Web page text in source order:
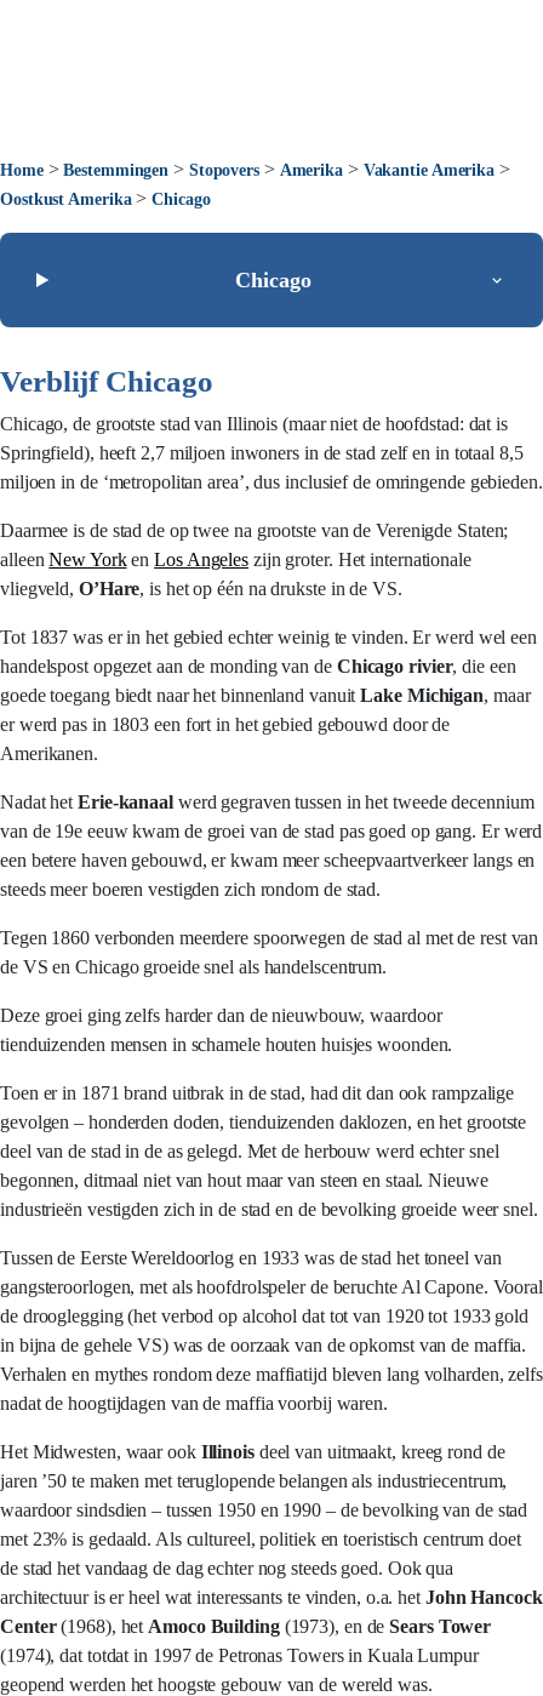
Home>Bestemmingen > Stopovers> Amerika> Vakantie Amerika >
Oostkust Amerika>Chicago
Chicago
Verblijf Chicago
Chicago, de grootste stad van Illinois (maar niet de hoofdstad: dat is
Springfield), heeft 2,7 miljoen inwoners in de stad zelf en in totaal 8,5
miljoen in de ‘metropolitan area’, dus inclusief de omringende gebieden.
Daarmee is de stad de op twee na grootste van de Verenigde Staten;
alleenNew YorkenLos Angeles zijn groter. Het internationale
vliegveld, O’Hare, is het op één na drukste in de VS.
Tot 1837 was er in het gebied echter weinig te vinden. Er werd wel een
handelspost opgezet aan de monding van de Chicago rivier, die een
goede toegang biedt naar het binnenland vanuitLake Michigan, maar
er werd pas in 1803 een fort in het gebied gebouwd door de
Amerikanen.
Nadat het Erie-kanaalwerd gegraven tussen in het tweede decennium
van de 19e eeuw kwam de groei van de stad pas goed op gang. Er werd
een betere haven gebouwd, er kwam meer scheepvaartverkeer langs en
steeds meer boeren vestigden zich rondom de stad.
Tegen 1860 verbonden meerdere spoorwegen de stad al met de rest van
de VS en Chicago groeide snel als handelscentrum.
Deze groei ging zelfs harder dan de nieuwbouw, waardoor
tienduizenden mensen in schamele houten huisjes woonden.
Toen er in 1871 brand uitbrak in de stad, had dit dan ook rampzalige
gevolgen – honderden doden, tienduizenden daklozen, en het grootste
deel van de stad in de as gelegd. Met de herbouw werd echter snel
begonnen, ditmaal niet van hout maar van steen en staal. Nieuwe
industrieën vestigden zich in de stad en de bevolking groeide weer snel.
Tussen de Eerste Wereldoorlog en 1933 was de stad het toneel van
gangsteroorlogen, met als hoofdrolspeler de beruchte Al Capone. Vooral
de drooglegging (het verbod op alcohol dat tot van 1920 tot 1933 gold
in bijna de gehele VS) was de oorzaak van de opkomst van de maffia.
Verhalen en mythes rondom deze maffiatijd bleven lang volharden, zelfs
nadat de hoogtijdagen van de maffia voorbij waren.
Het Midwesten, waar ook Illinoisdeel van uitmaakt, kreeg rond de
jaren ’50 te maken met teruglopende belangen als industriecentrum,
waardoor sindsdien – tussen 1950 en 1990 – de bevolking van de stad
met 23% is gedaald. Als cultureel, politiek en toeristisch centrum doet
de stad het vandaag de dag echter nog steeds goed. Ook qua
architectuur is er heel wat interessants te vinden, o.a. het John Hancock
Center(1968), het Amoco Building(1973), en deSears Tower
(1974), dat totdat in 1997 de Petronas Towers in Kuala Lumpur
geopend werden het hoogste gebouw van de wereld was.